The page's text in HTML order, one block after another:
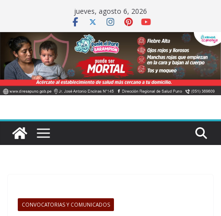
contenido
jueves, agosto 6, 2026
CONVOCATORIAS Y COMUNICADOS